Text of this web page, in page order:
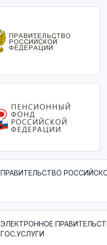
ПРАВИТЕЛЬСТВО
ЭЛЕКТРОННОЕ
ГОС.УСЛУГИ